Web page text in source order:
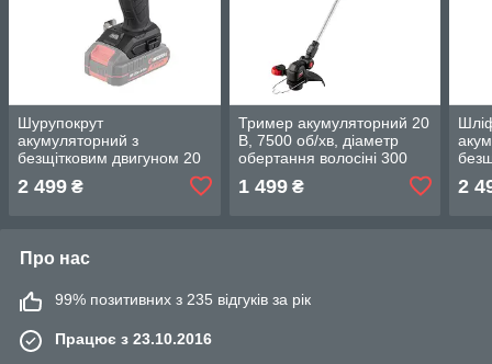
Шурупокрут
акумуляторний з
безщітковим двигуном 20
В, 60 Nm, , без ЗП та АКБ
INTERTOOL WT-9360
2 499 ₴
Тример акумуляторний 20
В, 7500 об/хв, діаметр
обертання волосіні 300
АКБ, STORM INTERTOOL
1 499₴
без
2
Про нас
99% позитивних з 235 відгуків за рік
Працює з 23.10.2016